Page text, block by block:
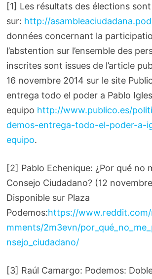
[1] Les résultats des élections
sur: http://
données concernant la
l’abstention sur l’ensemble des
inscrites sont issues de l’article
16 novembre 2014 sur le site
entrega todo el poder a Pablo
equipo http://www.publico.es/
demos-entrega-todo-el-poder-a-
equipo.
[2] Pablo Echenique: ¿Por qué no
Consejo Ciudadano? (12
Disponible sur Plaza
Podemos:https://
mments/2m3evn/
nsejo_ciudadano/
[3] Raúl Camargo: Podemos: